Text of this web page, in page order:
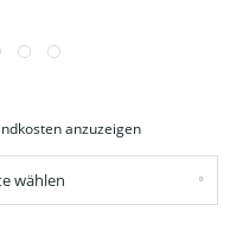
anzuzeigen